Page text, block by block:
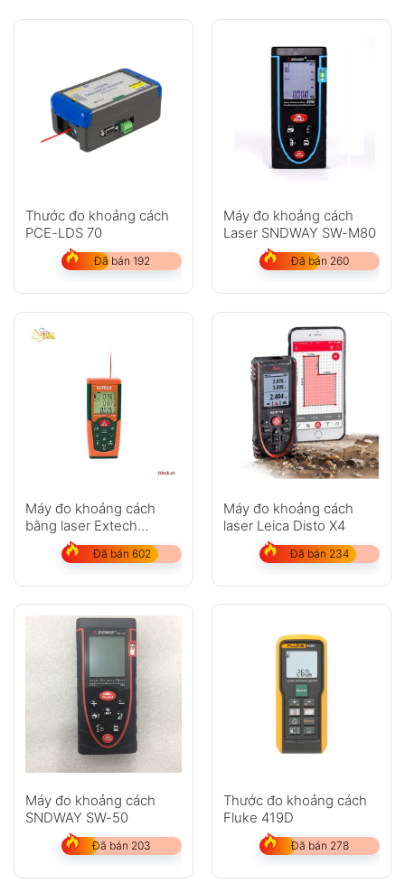
Thước đo khoảng cách
PCE-LDS 70
Đã bán 192
Máy đo khoảng cách
Laser SNDWAY SW-M80
Đã bán 260
Máy đo khoảng cách
bằng laser Extech
DT200
Đã bán 602
Máy đo khoảng cách
laser Leica Disto X4
Đã bán 234
Máy đo khoảng cách
SNDWAY SW-50
Đã bán 203
Thước đo khoảng cách
Fluke 419D
Đã bán 278